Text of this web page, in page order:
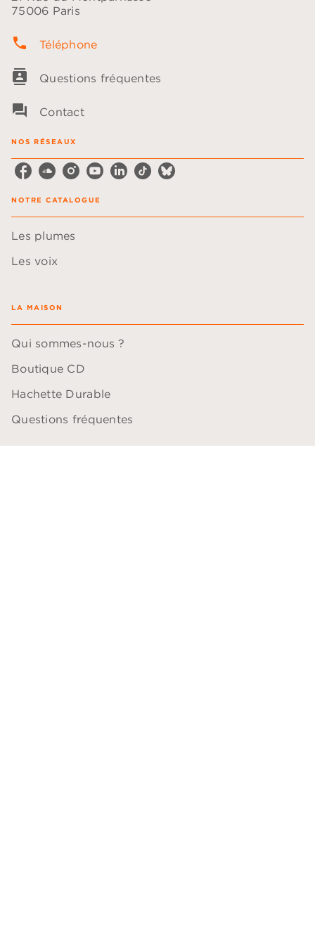
75006 Paris
phone Téléphone
contacts Questions fréquentes
question_answer Contact
NOS RÉSEAUX
NOTRE CATALOGUE
Les plumes
Les voix
LA MAISON
Qui sommes-nous ?
Boutique CD
Hachette Durable
Questions fréquentes